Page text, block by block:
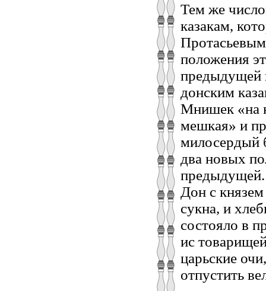
Тем же
казакам,
положения
предыдущей
донским
Мнишек «на
мешкая» и
милосердый
два новых
предыдущей.
Дон с
сукна, и
состояло в
ис
царьские
отпустить